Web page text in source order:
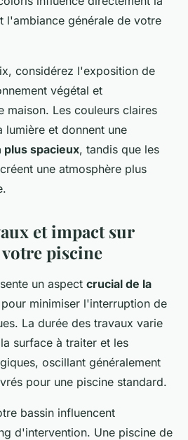
l'ambiance générale de votre
considérez l'exposition de
végétal et
maison. Les couleurs claires
lumière et donnent une
plus spacieux, tandis que les
une atmosphère plus
et impact sur
piscine
un aspect crucial de la
minimiser l'interruption de
La durée des travaux varie
surface à traiter et les
oscillant généralement
pour une piscine standard.
bassin influencent
d'intervention. Une piscine de